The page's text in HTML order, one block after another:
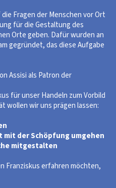
Fragen der Menschen vor Ort
für die Gestaltung des
Orte geben. Dafür wurden an
gegründet, das diese Aufgabe
Assisi als Patron der
für unser Handeln zum Vorbild
wollen wir uns prägen lassen:
der Schöpfung umgehen
mitgestalten
Franziskus erfahren möchten,